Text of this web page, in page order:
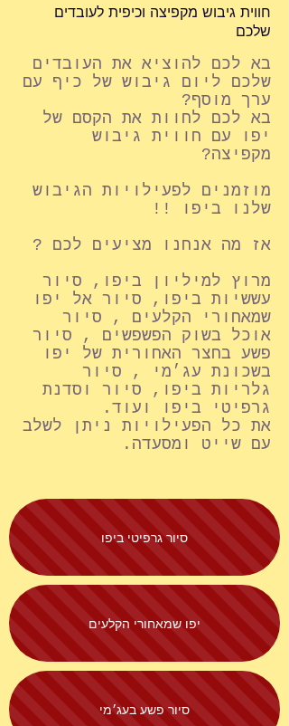
חווית גיבוש מקפיצה וכיפית לעובדים
שלכם
בא לכם להוציא את העובדים
שלכם ליום גיבוש של כיף עם
ערך מוסף?
בא לכם לחוות את הקסם של
יפו עם חווית גיבוש
מקפיצה?
מוזמנים לפעילויות הגיבוש
שלנו ביפו !!
אז מה אנחנו מציעים לכם ?
מרוץ למיליון ביפו, סיור
עששיות ביפו, סיור אל יפו
שמאחורי הקלעים , סיור
אוכל בשוק הפשפשים , סיור
פשע בחצר האחורית של יפו
בשכונת עג׳מי , סיור
גלריות ביפו, סיור וסדנת
גרפיטי ביפו ועוד.
את כל הפעילויות ניתן לשלב
עם שייט ומסעדה.
סיור גרפיטי ביפו
יפו שמאחורי הקלעים
סיור פשע בעג׳מי